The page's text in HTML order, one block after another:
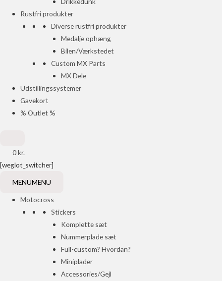
Rustfri produkter
Diverse rustfri produkter
Medalje ophæng
Bilen/Værkstedet
Custom MX Parts
MX Dele
Udstillingssystemer
Gavekort
% Outlet %
0kr.
[weglot_switcher]
MENUMENU
Motocross
Stickers
Komplette sæt
Nummerplade sæt
Full-custom? Hvordan?
Miniplader
Accessories/Gejl